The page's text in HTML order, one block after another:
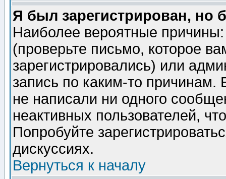
Я был зарегистрирован, но
Наиболее вероятные
(проверьте письмо, которое
зарегистрировались) или
запись по каким-то
не написали ни одного
неактивных пользователей,
Попробуйте
дискуссиях.
Вернуться к началу